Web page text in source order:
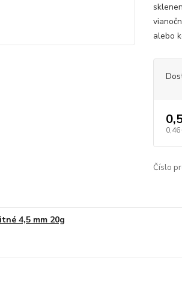
alebo
0,46
Číslo
4,5 mm 20g